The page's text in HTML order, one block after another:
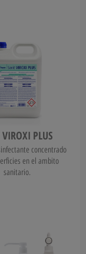
VIROXI PLUS
concentrado
en el ambito
sanitario.